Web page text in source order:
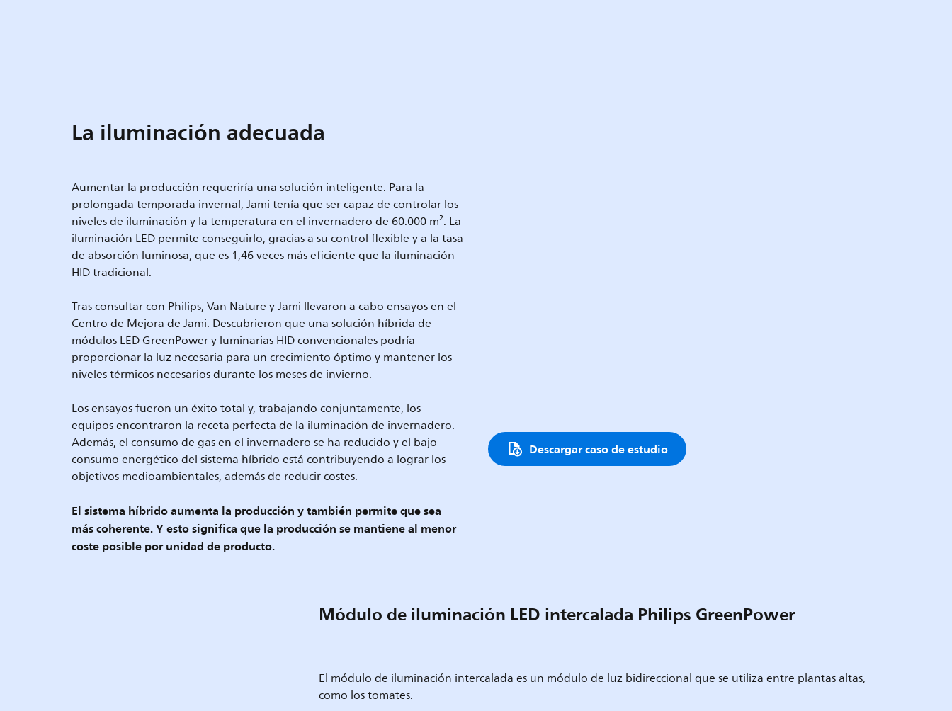
La iluminación adecuada
Aumentar la producción requeriría una solución inteligente. Para la
prolongada temporada invernal, Jami tenía que ser capaz de controlar los
niveles de iluminación y la temperatura en el invernadero de 60.000 m². La
iluminación LED permite conseguirlo, gracias a su control flexible y a la tasa
de absorción luminosa, que es 1,46 veces más eficiente que la iluminación
HID tradicional.
Tras consultar con Philips, Van Nature y Jami llevaron a cabo ensayos en el
Centro de Mejora de Jami. Descubrieron que una solución híbrida de
módulos LED GreenPower y luminarias HID convencionales podría
proporcionar la luz necesaria para un crecimiento óptimo y mantener los
niveles térmicos necesarios durante los meses de invierno.
Los ensayos fueron un éxito total y, trabajando conjuntamente, los
equipos encontraron la receta perfecta de la iluminación de invernadero.
Además, el consumo de gas en el invernadero se ha reducido y el bajo
consumo energético del sistema híbrido está contribuyendo a lograr los
objetivos medioambientales, además de reducir costes.
El sistema híbrido aumenta la producción y también permite que sea
más coherente. Y esto significa que la producción se mantiene al menor
coste posible por unidad de producto.
Descargar caso de estudio
Módulo de iluminación LED intercalada Philips GreenPower
El módulo de iluminación intercalada es un módulo de luz bidireccional que se utiliza entre plantas altas,
como los tomates.